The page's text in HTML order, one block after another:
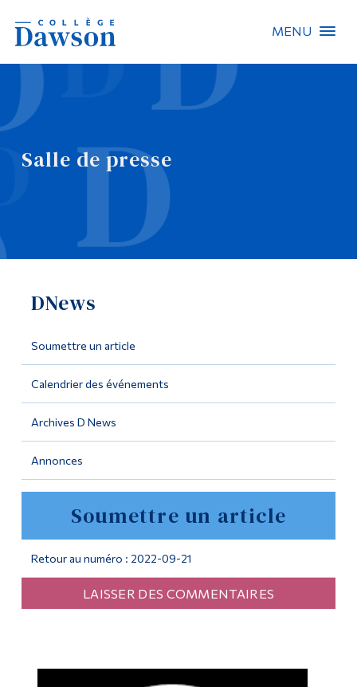
MENU
Salle de presse
DNews
Soumettre un article
Calendrier des événements
Archives D News
Annonces
Soumettre un article
Retour au numéro : 2022-09-21
LAISSER DES COMMENTAIRES
Recherche sur le site
Recherche de personnes
EN
Omnivox
Outils
Programmes
Formation continue
Admissions
Qui vous êtes
Étudiants actuels